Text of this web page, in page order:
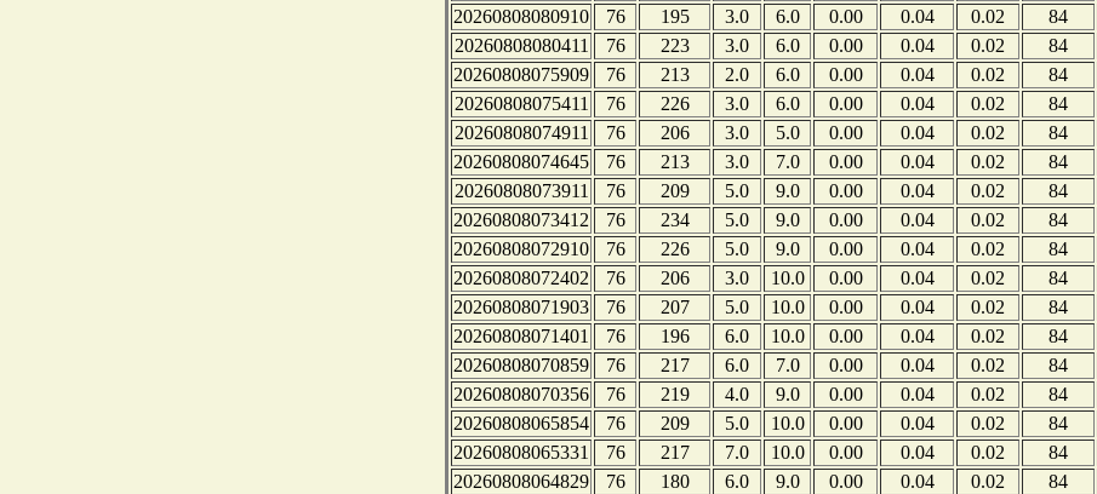
20260808080910
76 195 3.0 6.0 0.00 0.04 0.02 84
20260808080411
76 223 3.0 6.0 0.00 0.04 0.02 84
20260808075909
76 213 2.0 6.0 0.00 0.04 0.02 84
20260808075411
76 226 3.0 6.0 0.00 0.04 0.02 84
20260808074911
76 206 3.0 5.0 0.00 0.04 0.02 84
20260808074645
76 213 3.0 7.0 0.00 0.04 0.02 84
20260808073911
76 209 5.0 9.0 0.00 0.04 0.02 84
20260808073412
76 234 5.0 9.0 0.00 0.04 0.02 84
20260808072910
76 226 5.0 9.0 0.00 0.04 0.02 84
20260808072402
76 206 3.0 10.0 0.00 0.04 0.02 84
20260808071903
76 207 5.0 10.0 0.00 0.04 0.02 84
20260808071401
76 196 6.0 10.0 0.00 0.04 0.02 84
20260808070859
76 217 6.0 7.0 0.00 0.04 0.02 84
20260808070356
76 219 4.0 9.0 0.00 0.04 0.02 84
20260808065854
76 209 5.0 10.0 0.00 0.04 0.02 84
20260808065331
76 217 7.0 10.0 0.00 0.04 0.02 84
20260808064829
76 180 6.0 9.0 0.00 0.04 0.02 84